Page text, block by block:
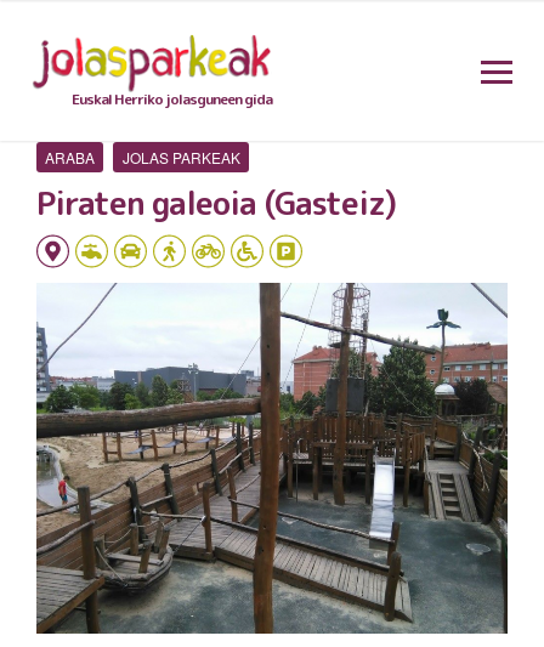
Euskal Herriko jolasguneen gida
ARABA JOLAS PARKEAK
Piraten galeoia (Gasteiz)